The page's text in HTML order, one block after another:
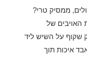
ממסיק טרי?
האויבים של
שקוף על השיש ליד
איכות תוך